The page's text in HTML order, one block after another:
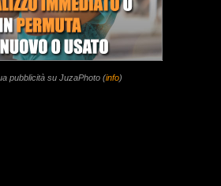
pubblicità su JuzaPhoto (info)